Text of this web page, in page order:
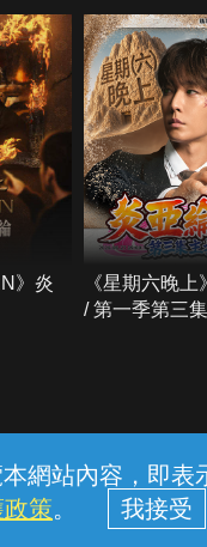
網站內容，即
策。
》炎
《星期六晚上
/ 第一季第三集
權保護
96979949) © 2026